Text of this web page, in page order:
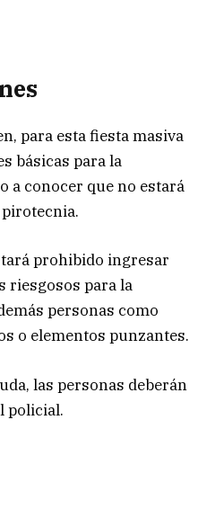
para esta fiesta masiva
básicas para la
a conocer que no estará
prohibido ingresar
riesgosos para la
personas como
o elementos punzantes.
las personas deberán
policial.